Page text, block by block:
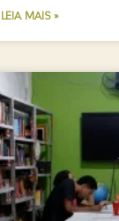
LEIA MAIS »